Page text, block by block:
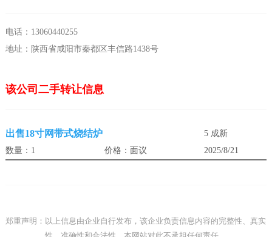
电话：13060440255
地址：陕西省咸阳市秦都区丰信路1438号
该公司二手转让信息
出售18寸网带式烧结炉
5 成新
数量：1
价格：面议 2025/8/21
郑重声明：以上信息由企业自行发布，该企业负责信息内容的完整性、真实